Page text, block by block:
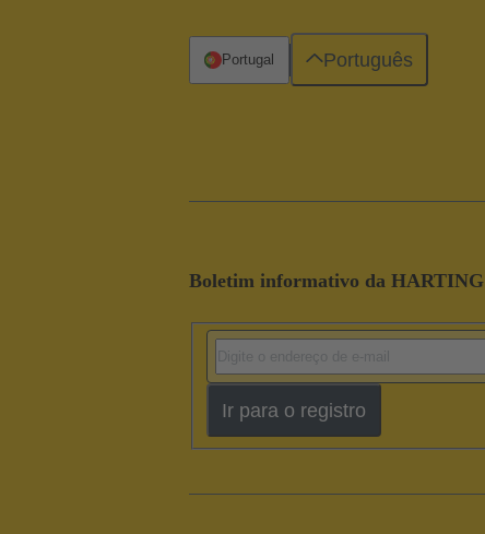
Boletim informativo da HARTING
Ir para o registro
Portugal Português